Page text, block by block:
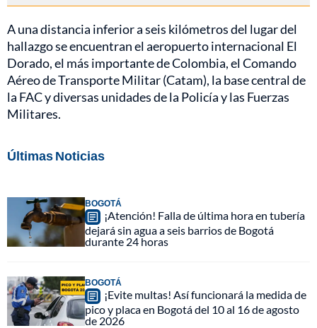
A una distancia inferior a seis kilómetros del lugar del
hallazgo se encuentran el aeropuerto internacional El
Dorado, el más importante de Colombia, el Comando
Aéreo de Transporte Militar (Catam), la base central de
la FAC y diversas unidades de la Policía y las Fuerzas
Militares.
Últimas Noticias
BOGOTÁ
¡Atención! Falla de última hora en tubería
dejará sin agua a seis barrios de Bogotá
durante 24 horas
BOGOTÁ
¡Evite multas! Así funcionará la medida de
pico y placa en Bogotá del 10 al 16 de agosto
de 2026